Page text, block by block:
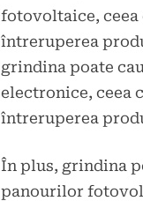
fotovoltaice, ceea
întreruperea
grindina poate
electronice, ceea
întreruperea
În plus, grindina
panourilor